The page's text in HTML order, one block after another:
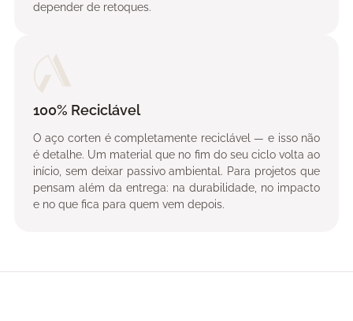
depender de retoques.
100% Reciclável
O aço corten é completamente reciclável — e isso não
é detalhe. Um material que no fim do seu ciclo volta ao
início, sem deixar passivo ambiental. Para projetos que
pensam além da entrega: na durabilidade, no impacto
e no que fica para quem vem depois.